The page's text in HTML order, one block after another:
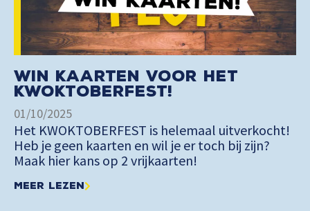
Win kaarten voor het
KWOKTOBERFEST!
01/10/2025
Het KWOKTOBERFEST is helemaal uitverkocht!
Heb je geen kaarten en wil je er toch bij zijn?
Maak hier kans op 2 vrijkaarten!
Meer lezen